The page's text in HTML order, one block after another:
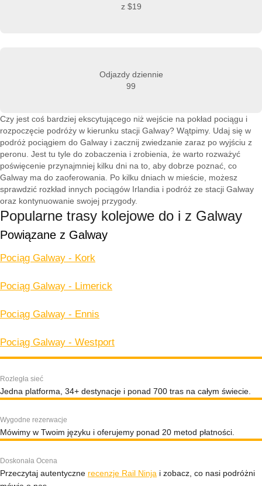
z $19
Odjazdy dziennie
99
Czy jest coś bardziej ekscytującego niż wejście na pokład pociągu i
rozpoczęcie podróży w kierunku stacji Galway? Wątpimy. Udaj się w
podróż pociągiem do Galway i zacznij zwiedzanie zaraz po wyjściu z
peronu. Jest tu tyle do zobaczenia i zrobienia, że warto rozważyć
poświęcenie przynajmniej kilku dni na to, aby dobrze poznać, co
Galway ma do zaoferowania. Po kilku dniach w mieście, możesz
sprawdzić rozkład innych pociągów Irlandia i podróż ze stacji Galway
oraz kontynuowanie swojej przygody.
Popularne trasy kolejowe do i z Galway
Powiązane z Galway
Pociąg Galway - Kork
Pociąg Galway - Limerick
Pociąg Galway - Ennis
Pociąg Galway - Westport
Rozległa sieć
Jedna platforma, 34+ destynacje i ponad 700 tras na całym świecie.
Wygodne rezerwacje
Mówimy w Twoim języku i oferujemy ponad 20 metod płatności.
Doskonała Ocena
Przeczytaj autentyczne recenzje Rail Ninja i zobacz, co nasi podróżni